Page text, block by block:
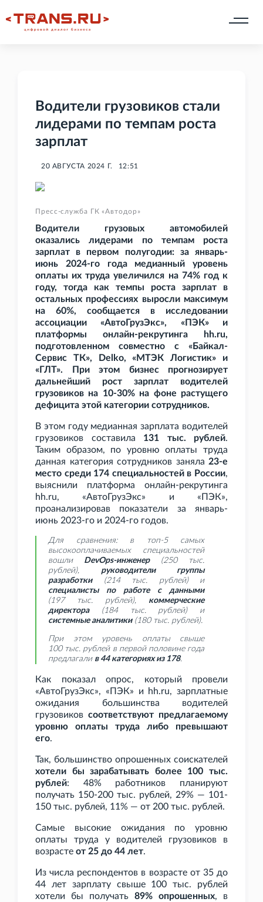
Водители грузовиков стали
лидерами по темпам роста
зарплат
20 АВГУСТА 2024 Г. 12:51
Пресс-служба ГК «Автодор»
Водители грузовых автомобилей
оказались лидерами по темпам роста
зарплат в первом полугодии: за январь-
июнь 2024-го года медианный уровень
оплаты их труда увеличился на 74% год к
году, тогда как темпы роста зарплат в
остальных профессиях выросли максимум
на 60%, сообщается в исследовании
ассоциации «АвтоГрузЭкс», «ПЭК» и
платформы онлайн-рекрутинга hh.ru,
подготовленном совместно с «Байкал-
Сервис ТК», Delko, «МТЭК Логистик» и
«ГЛТ». При этом бизнес прогнозирует
дальнейший рост зарплат водителей
грузовиков на 10-30% на фоне растущего
дефицита этой категории сотрудников.
В этом году медианная зарплата водителей
грузовиков составила 131 тыс. рублей.
Таким образом, по уровню оплаты труда
данная категория сотрудников заняла 23-е
место среди 174 специальностей в России,
выяснили платформа онлайн-рекрутинга
hh.ru, «АвтоГрузЭкс» и «ПЭК»,
проанализировав показатели за январь-
июнь 2023-го и 2024-го годов.
Для сравнения: в топ-5 самых
высокооплачиваемых специальностей
вошли DevOps-инженер(250
тыс.
рублей), руководители группы
разработки(214
тыс. рублей) и
специалисты по работе с данными
(197
тыс. рублей), коммерческие
директора(184
тыс. рублей) и
системные аналитики(180 тыс. рублей).
При этом уровень оплаты свыше
100 тыс. рублей в первой половине года
предлагали в 44 категориях из 178.
Как показал опрос, который провели
«АвтоГрузЭкс», «ПЭК» и hh.ru, зарплатные
ожидания большинства водителей
грузовиков соответствуют предлагаемому
уровню оплаты труда либо превышают
его.
Так, большинство опрошенных соискателей
хотели бы зарабатывать более 100
тыс.
рублей: 48% работников планируют
получать 150-200 тыс. рублей, 29% — 101-
150 тыс. рублей, 11% — от 200 тыс. рублей.
Самые высокие ожидания по уровню
оплаты труда у водителей грузовиков в
возрасте от 25 до 44 лет.
Из числа респондентов в возрасте от 35 до
44 лет зарплату свыше 100
тыс. рублей
хотели бы получать 89% опрошенных, в